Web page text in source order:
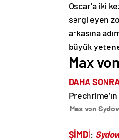
Oscar’a iki
sergileyen
arkasına
büyük
Max
DAHA
Max von
ŞİMDİ: